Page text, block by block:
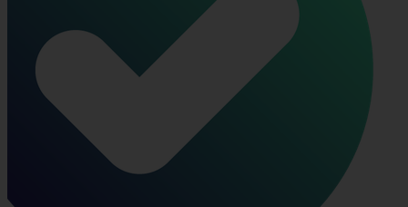
ظرف چند پرسی
ظرف دو پرسی
فویل آلومینیومی
ظروف یکبار مصرف
ظروف یکبار مصرف
درب ظروف
دستکش
سفره
سلفون